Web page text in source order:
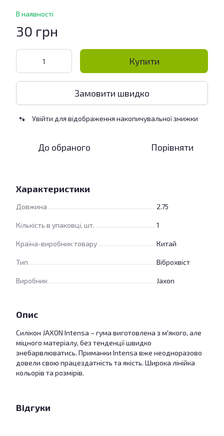
В наявності
30 грн
Купити
Замовити швидко
% Увійти для відображення накопичувальної знижки
До обраного Порівняти
Характеристики
Довжина 2.75
Кількість в упаковці, шт. 1
Країна-виробник товару Китай
Тип Віброхвіст
Виробник Jaxon
Опис
Силікон JAXON Intensa – гума виготовлена з м'якого, але
міцного матеріалу, без тенденції швидко
знебарвлюватись. Приманки Intensa вже неодноразово
довели свою працездатність та якість. Широка лінійка
кольорів та розмірів.
Відгуки